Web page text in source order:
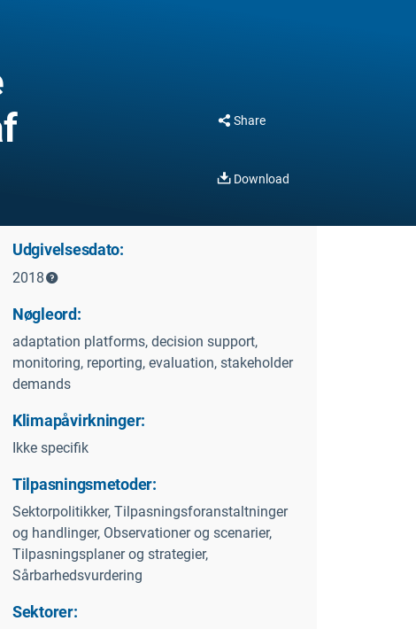
Share
Download
Udgivelsesdato:
2018
Nøgleord:
adaptation platforms, decision support,
monitoring, reporting, evaluation, stakeholder
demands
Klimapåvirkninger:
Ikke specifik
Tilpasningsmetoder:
Sektorpolitikker, Tilpasningsforanstaltninger
og handlinger, Observationer og scenarier,
Tilpasningsplaner og strategier,
Sårbarhedsvurdering
Sektorer: